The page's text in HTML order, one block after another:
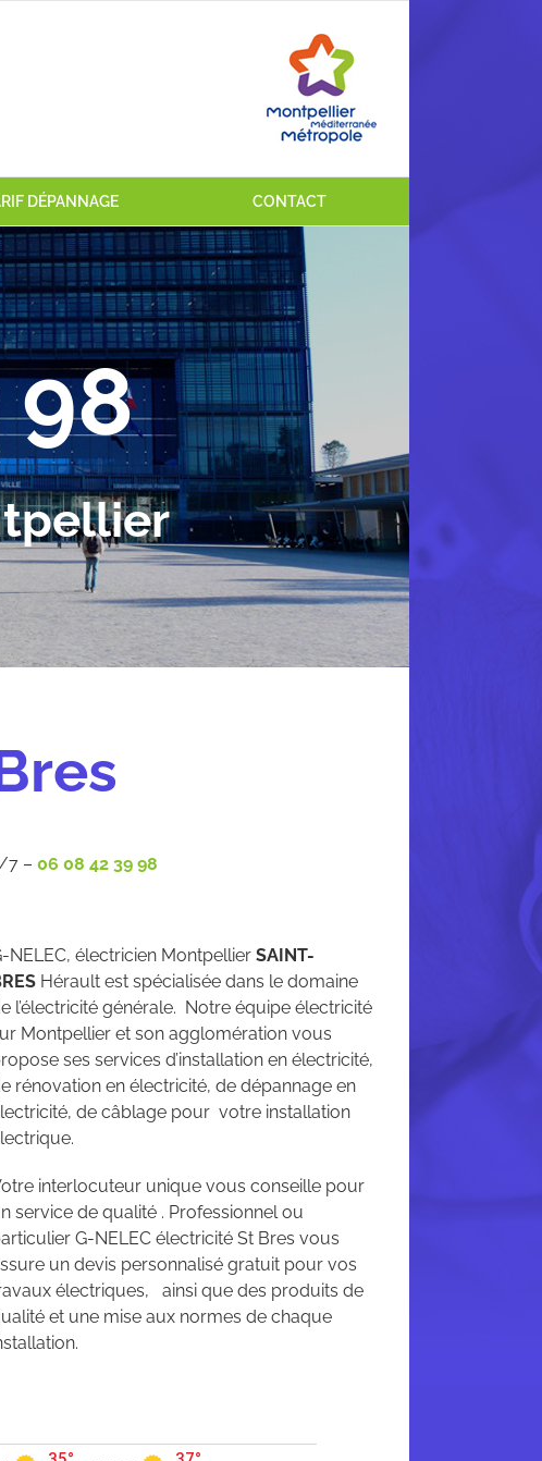
DÉPANNAGE CONTACT
98
7 – 06 08 42 39 98
NELEC, électricien Montpellier SAINT-
Hérault est spécialisée dans le domaine
l’électricité générale. Notre équipe électricité
Montpellier et son agglomération vous
ses services d’installation en électricité,
rénovation en électricité, de dépannage en
de câblage pour votre installation
interlocuteur unique vous conseille pour
service de qualité . Professionnel ou
G-NELEC électricité St Bres vous
un devis personnalisé gratuit pour vos
électriques, ainsi que des produits de
et une mise aux normes de chaque